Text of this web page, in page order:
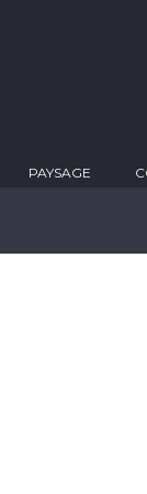
PAYSAGE